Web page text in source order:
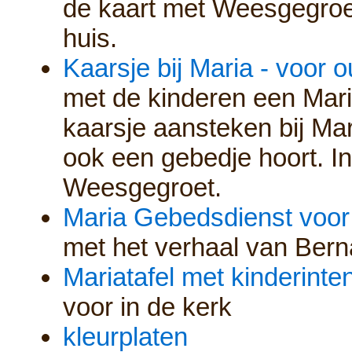
de kaart met
huis.
Kaarsje bij Maria - voor
met de kinderen een
kaarsje aansteken bij
ook een gebedje hoort.
Weesgegroet.
Maria Gebedsdienst
met het verhaal van
Mariatafel met
voor in de kerk
kleurplaten